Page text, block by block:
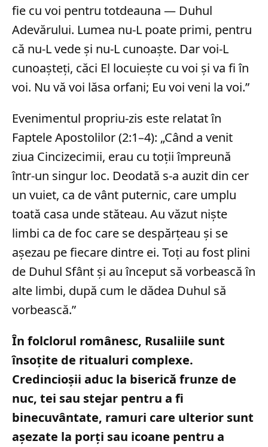
fie cu voi pentru totdeauna — Duhul
Adevărului. Lumea nu-L poate primi, pentru
că nu-L vede și nu-L cunoaște. Dar voi-L
cunoașteți, căci El locuiește cu voi și va fi în
voi. Nu vă voi lăsa orfani; Eu voi veni la voi.”
Evenimentul propriu-zis este relatat în
Faptele Apostolilor (2:1–4): „Când a venit
ziua Cincizecimii, erau cu toții împreună
într-un singur loc. Deodată s-a auzit din cer
un vuiet, ca de vânt puternic, care umplu
toată casa unde stăteau. Au văzut niște
limbi ca de foc care se despărțeau și se
așezau pe fiecare dintre ei. Toți au fost plini
de Duhul Sfânt și au început să vorbească în
alte limbi, după cum le dădea Duhul să
vorbească.”
În folclorul românesc, Rusaliile sunt
însoțite de ritualuri complexe.
Credincioșii aduc la biserică frunze de
nuc, tei sau stejar pentru a fi
binecuvântate, ramuri care ulterior sunt
așezate la porți sau icoane pentru a